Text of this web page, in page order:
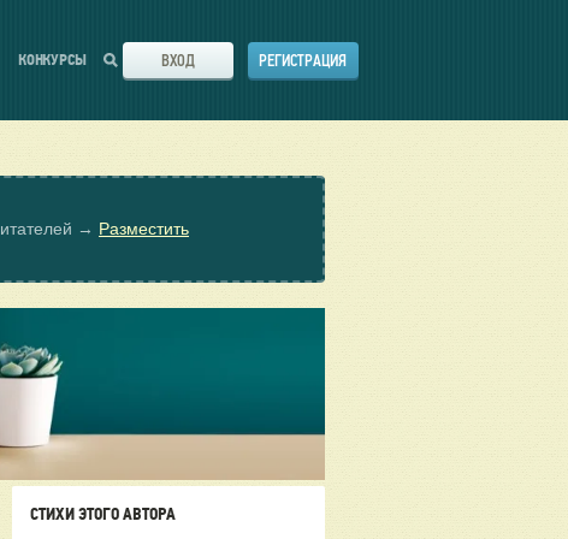
КОНКУРСЫ ВХОД РЕГИСТРАЦИЯ
→ Разместить
СТИХИ ЭТОГО АВТОРА